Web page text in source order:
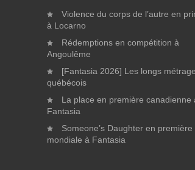
Violence du corps de l’autre en
à Locarno
Rédemptions en compétition à
Angoulême
[Fantasia 2026] Les longs
québécois
La place en première canadienne
Fantasia
Someone’s Daughter en première
mondiale à Fantasia